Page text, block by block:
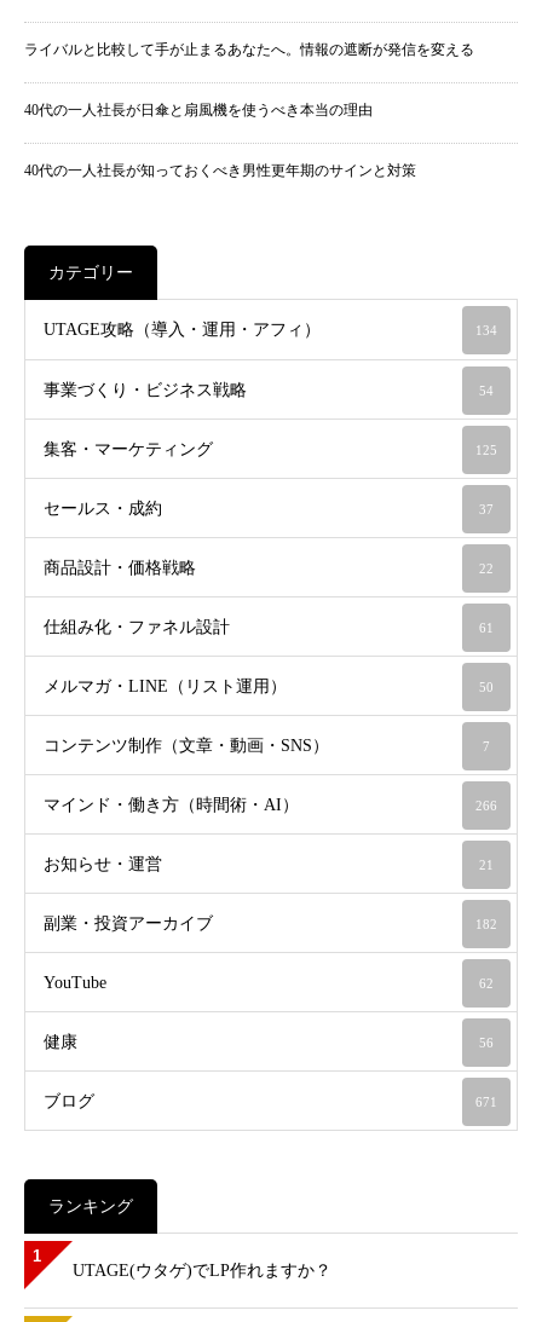
ライバルと比較して手が止まるあなたへ。情報の遮断が発信を変える
40代の一人社長が日傘と扇風機を使うべき本当の理由
40代の一人社長が知っておくべき男性更年期のサインと対策
カテゴリー
UTAGE攻略（導入・運用・アフィ） 134
事業づくり・ビジネス戦略 54
集客・マーケティング 125
セールス・成約 37
商品設計・価格戦略 22
仕組み化・ファネル設計 61
メルマガ・LINE（リスト運用） 50
コンテンツ制作（文章・動画・SNS） 7
マインド・働き方（時間術・AI） 266
お知らせ・運営 21
副業・投資アーカイブ 182
YouTube 62
健康 56
ブログ 671
ランキング
1
UTAGE(ウタゲ)でLP作れますか？